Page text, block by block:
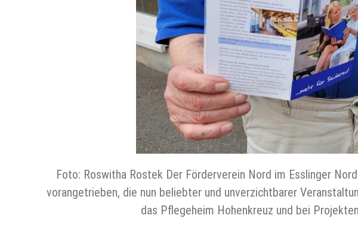
Foto: Roswitha Rostek Der Förderverein Nord im Esslinger
vorangetrieben, die nun beliebter und unverzichtbarer
das Pflegeheim Hohenkreuz und bei